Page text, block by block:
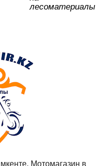
лесоматериалы
Мотомагазин в